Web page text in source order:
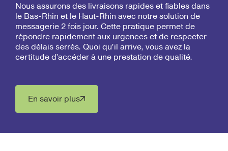
Nous assurons des livraisons rapides et fiables dans
le Bas-Rhin et le Haut-Rhin avec notre solution de
messagerie 2 fois jour. Cette pratique permet de
répondre rapidement aux urgences et de respecter
des délais serrés. Quoi qu’il arrive, vous avez la
certitude d’accéder à une prestation de qualité.
En savoir plus